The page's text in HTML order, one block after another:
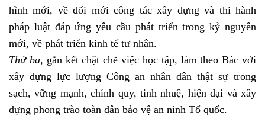
hình mới, về đổi mới công tác xây dựng và thi hành
pháp luật đáp ứng yêu cầu phát triển trong kỷ nguyên
mới, về phát triển kinh tế tư nhân.
Thứ ba, gắn kết chặt chẽ việc học tập, làm theo Bác với
xây dựng lực lượng Công an nhân dân thật sự trong
sạch, vững mạnh, chính quy, tinh nhuệ, hiện đại và xây
dựng phong trào toàn dân bảo vệ an ninh Tổ quốc.